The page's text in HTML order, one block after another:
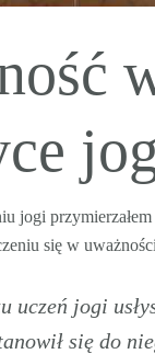
jogi
się w
uczeń jogi
się do